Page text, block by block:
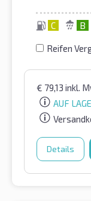
C B
Reifen
€ 79,13 inkl.
AUF
Details